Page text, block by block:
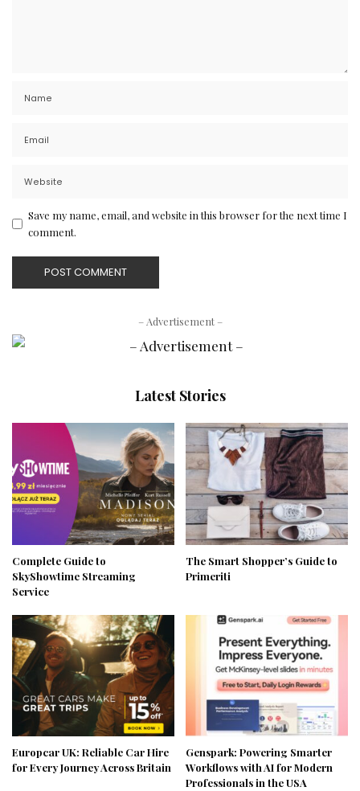
Save my name, email, and website in this browser for the next time I
comment.
– Advertisement –
Latest Stories
Complete Guide to
SkyShowtime Streaming
Service
The Smart Shopper’s Guide to
Primeriti
Europcar UK: Reliable Car Hire
for Every Journey Across Britain
Genspark: Powering Smarter
Workflows with AI for Modern
Professionals in the USA